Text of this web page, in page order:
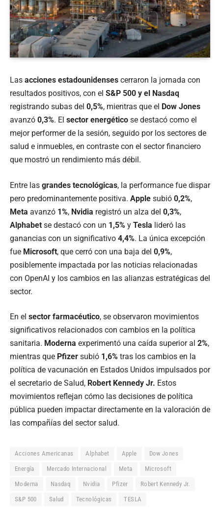
Las acciones estadounidenses cerraron la jornada con
resultados positivos, con el S&P 500 y el Nasdaq
registrando subas del 0,5%, mientras que el Dow Jones
avanzó 0,3%. El sector energético se destacó como el
mejor performer de la sesión, seguido por los sectores de
salud e inmuebles, en contraste con el sector financiero
que mostró un rendimiento más débil.
Entre las grandes tecnológicas, la performance fue dispar
pero predominantemente positiva. Apple subió 0,2%,
Meta avanzó 1%, Nvidia registró un alza del 0,3%,
Alphabet se destacó con un 1,5% y Tesla lideró las
ganancias con un significativo 4,4%. La única excepción
fue Microsoft, que cerró con una baja del 0,9%,
posiblemente impactada por las noticias relacionadas
con OpenAI y los cambios en las alianzas estratégicas del
sector.
En el sector farmacéutico, se observaron movimientos
significativos relacionados con cambios en la política
sanitaria. Moderna experimentó una caída superior al 2%,
mientras que Pfizer subió 1,6% tras los cambios en la
política de vacunación en Estados Unidos impulsados por
el secretario de Salud, Robert Kennedy Jr. Estos
movimientos reflejan cómo las decisiones de política
pública pueden impactar directamente en la valoración de
las compañías del sector salud.
Acciones Americanas Alphabet Apple Dow Jones
Energía Mercado Internacional Meta Microsoft
Moderna Nasdaq Nvidia Pfizer Robert Kennedy Jr.
S&P 500 Salud Tecnológicas TESLA